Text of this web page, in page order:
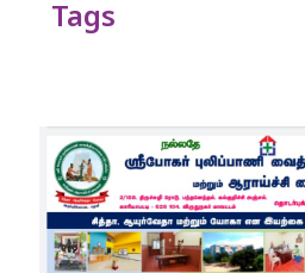
Tags